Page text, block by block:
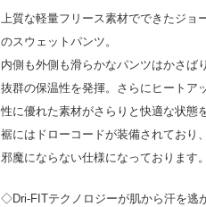
上質な軽量フリース素材でできたジョ
のスウェットパンツ。
内側も外側も滑らかなパンツはかさば
抜群の保温性を発揮。さらにヒートア
性に優れた素材がさらりと快適な状態
裾にはドローコードが装備されており
邪魔にならない仕様になっております。
◇Dri-FITテクノロジーが肌から汗を逃